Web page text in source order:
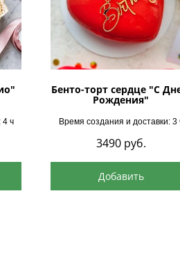
4 ч
Бенто-торт сердце "С
Рождения"
Время создания и доставки: 3
3490 руб.
Добавить